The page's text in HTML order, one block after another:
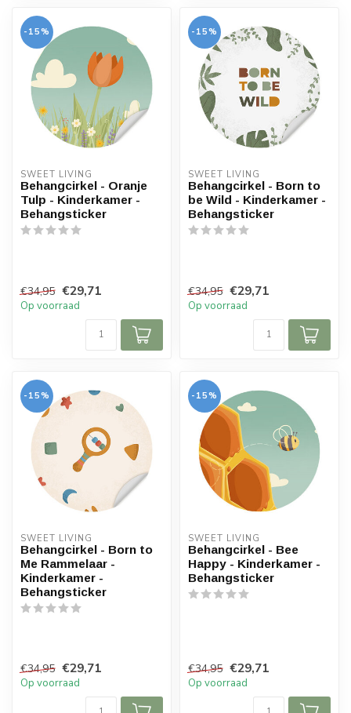
-15%
SWEET LIVING
Behangcirkel - Oranje
Tulp - Kinderkamer -
Behangsticker
€34,95 €29,71
Op voorraad
-15%
SWEET LIVING
Behangcirkel - Born to
be Wild - Kinderkamer -
Behangsticker
€34,95 €29,71
Op voorraad
-15%
SWEET LIVING
Behangcirkel - Born to
Me Rammelaar -
Kinderkamer -
Behangsticker
€34,95 €29,71
Op voorraad
-15%
SWEET LIVING
Behangcirkel - Bee
Happy - Kinderkamer -
Behangsticker
€34,95 €29,71
Op voorraad